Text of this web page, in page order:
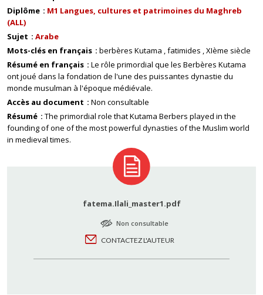
Diplôme
M1 Langues, cultures et patrimoines du Maghreb
(ALL)
Sujet
Arabe
Mots-clés en français
berbères Kutama fatimides XIème siècle
Résumé en français
Le rôle primordial que les Berbères Kutama
ont joué dans la fondation de l'une des puissantes dynastie du
monde musulman à l'époque médiévale.
Accès au document
Non consultable
Résumé
The primordial role that Kutama Berbers played in the
founding of one of the most powerful dynasties of the Muslim world
in medieval times.
fatema.Ilali_master1.pdf
Non consultable
CONTACTEZ L'AUTEUR